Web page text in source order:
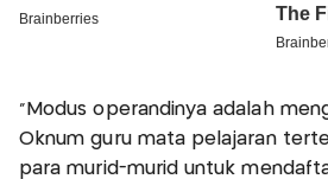
"Modus operandinya adalah
Oknum guru mata pelajaran
para murid-murid untuk